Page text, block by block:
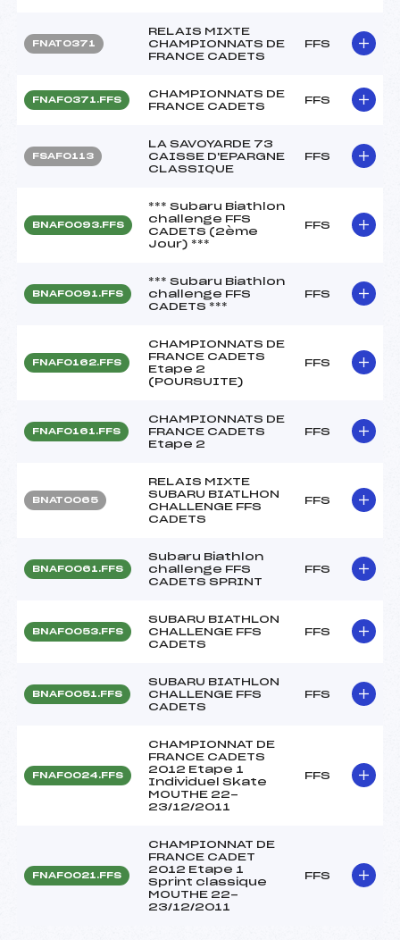
FNAT0371
RELAIS MIXTE
CHAMPIONNATS DE
FRANCE CADETS
FFS
FNAF0371.FFS
CHAMPIONNATS DE
FRANCE CADETS
FFS
FSAF0113
LA SAVOYARDE 73
CAISSE D'EPARGNE
CLASSIQUE
FFS
BNAF0093.FFS
*** Subaru Biathlon
challenge FFS
CADETS (2ème
Jour) ***
FFS
BNAF0091.FFS
*** Subaru Biathlon
challenge FFS
CADETS ***
FFS
FNAF0162.FFS
CHAMPIONNATS DE
FRANCE CADETS
Etape 2
(POURSUITE)
FFS
FNAF0161.FFS
CHAMPIONNATS DE
FRANCE CADETS
Etape 2
FFS
BNAT0065
RELAIS MIXTE
SUBARU BIATLHON
CHALLENGE FFS
CADETS
FFS
BNAF0061.FFS
Subaru Biathlon
challenge FFS
CADETS SPRINT
FFS
BNAF0053.FFS
SUBARU BIATHLON
CHALLENGE FFS
CADETS
FFS
BNAF0051.FFS
SUBARU BIATHLON
CHALLENGE FFS
CADETS
FFS
FNAF0024.FFS
CHAMPIONNAT DE
FRANCE CADETS
2012 Etape 1
Individuel Skate
MOUTHE 22-
23/12/2011
FFS
FNAF0021.FFS
CHAMPIONNAT DE
FRANCE CADET
2012 Etape 1
Sprint classique
MOUTHE 22-
23/12/2011
FFS